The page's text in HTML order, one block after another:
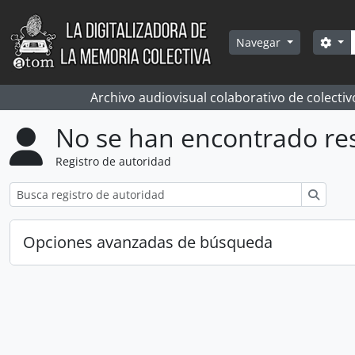
Skip to main content
Navegar
Archivo audiovisual colaborativo de
No se han encontrado
Registro de autoridad
Opciones avanzadas de búsqueda